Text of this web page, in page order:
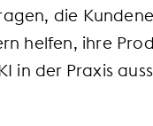
die
helfen, ihre
in der Praxis